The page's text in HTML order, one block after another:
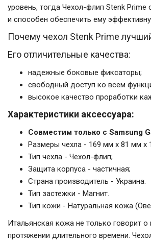
уровень, тогда Чехол-флип Stenk
и способен обеспечить ему
Почему чехол Stenk Prime
Его отличительные качества:
надежные боковые фиксаторы;
свободный доступ ко всем
высокое качество проработки
Характеристики аксессуара:
Совместим только с Samsung
Размеры чехла - 169 мм x 81 мм x
Тип чехла - Чехол-флип;
Защита корпуса - частичная;
Страна производитель - Украина.
Тип застежки - Магнит.
Тип кожи - Натуральная кожа
Итальянская кожа не только говорит о
протяжении длительного времени.